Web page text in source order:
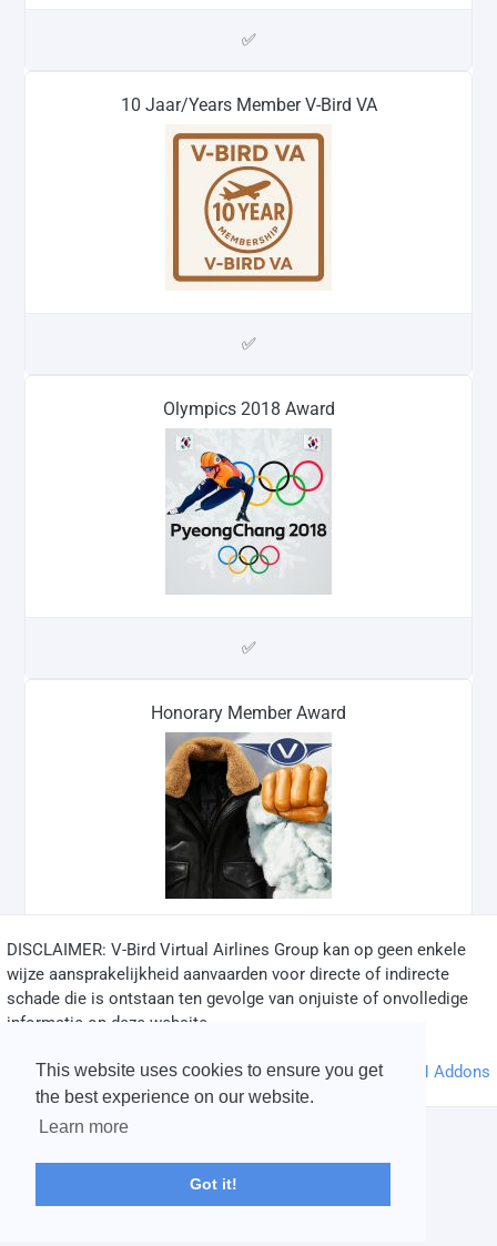
This website uses cookies to ensure you get
the best experience on our website.
Learn more
Got it!
✅
10 Jaar/Years Member V-Bird VA
✅
Olympics 2018 Award
✅
Honorary Member Award
✅
DISCLAIMER: V-Bird Virtual Airlines Group kan op geen enkele
wijze aansprakelijkheid aanvaarden voor directe of indirecte
schade die is ontstaan ten gevolge van onjuiste of onvolledige
informatie op deze website.
Powered byphpVMS&SPTheme DH Addons